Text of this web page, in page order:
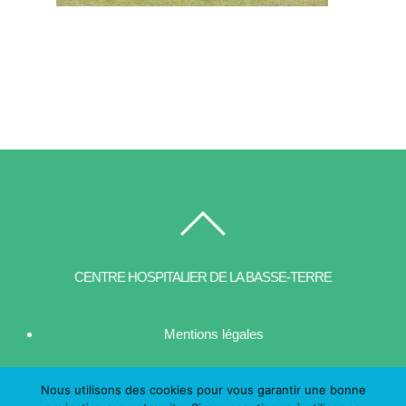
CENTRE HOSPITALIER DE LA BASSE-TERRE
Mentions légales
Nous utilisons des cookies pour vous garantir une bonne